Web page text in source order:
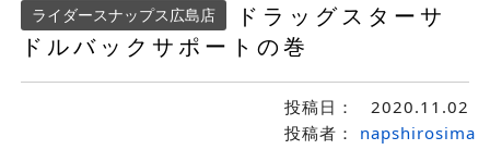
ライダースナップス広島店
ドラッグスターサ
ドルバックサポートの巻
投稿日：
2020.11.02
投稿者：
napshirosima